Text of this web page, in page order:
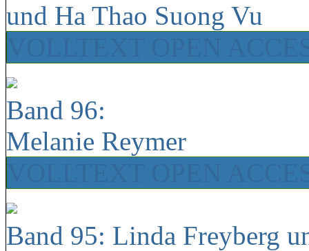
und Ha Thao Suong Vu
Band 96:
Melanie Reymer
Band 95: Linda Freyberg